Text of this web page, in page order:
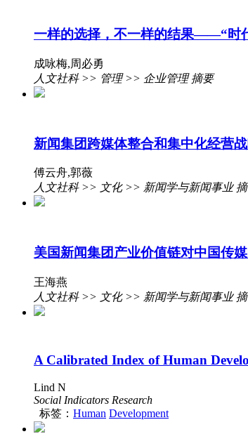
一样的选择，不一样的结果——“时
成咏梅,周必勇
人文社科 >> 管理 >> 企业管理 摘要
新闻集团跨媒体整合和集中化经营
傅云舟,郭薇
人文社科 >> 文化 >> 新闻学与新闻事业
美国新闻集团产业价值链对中国传
王海燕
人文社科 >> 文化 >> 新闻学与新闻事业
A Calibrated Index of Human
Lind N
Social Indicators Research
标签： Human Development